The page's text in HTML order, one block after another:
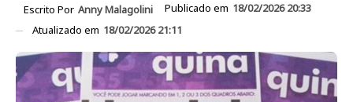
Escrito Por Anny Malagolini Publicado em 18/02/2026 20:33
Atualizado em 18/02/2026 21:11